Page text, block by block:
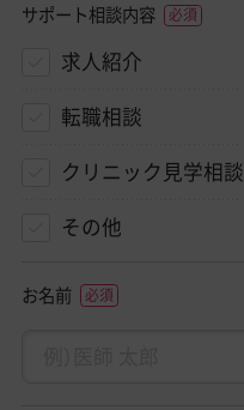
サポート相談内容
求人紹介
転職相談
クリニック見学相談
その他
お名前